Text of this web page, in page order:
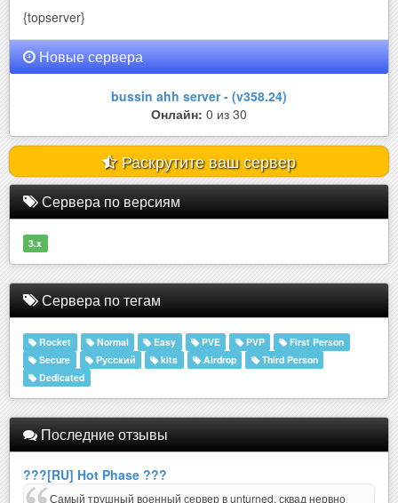
{topserver}
Новые сервера
bussin ahh server - (v358.24)
Онлайн: 0 из 30
Раскрутите ваш сервер
Сервера по версиям
3.x
Сервера по тегам
Rocket Normal Easy PVE PVP
First Person
Secure
Русский kits Airdrop
Third Person
Dedicated
Последние отзывы
???[RU] Hot Phase ???
Самый трушный военный сервер в unturned, сквад нервно